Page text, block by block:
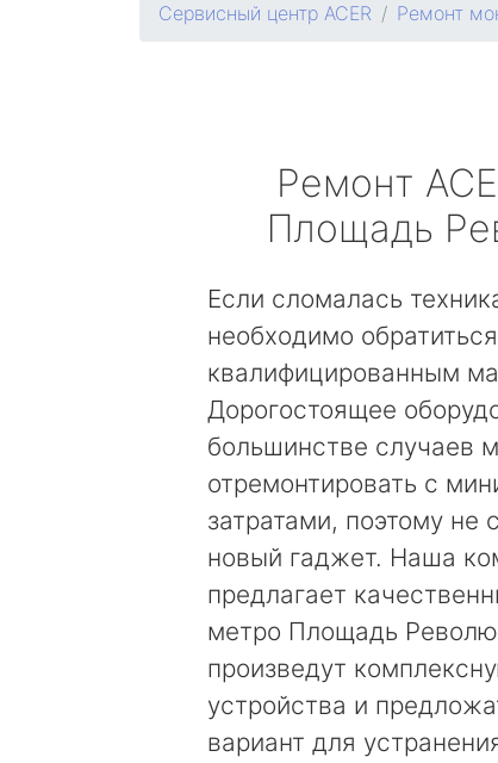
Сервисный центр ACER Ремонт
Ремонт
Площадь
Если сломалась
необходимо
квалифицированным
Дорогостоящее
большинстве случаев
отремонтировать с
затратами, поэтому не
новый гаджет. Наша
предлагает
метро Площадь
произведут
устройства и
вариант для